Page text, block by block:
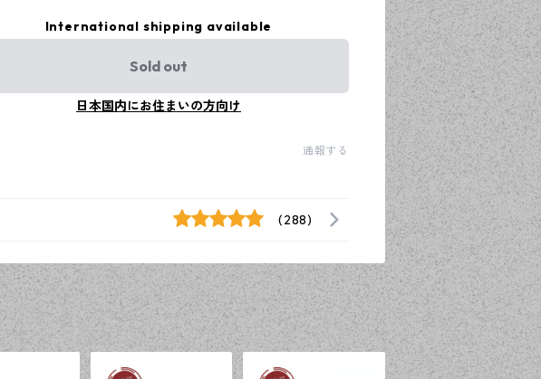
International shipping available
Sold out
日本国内にお住まいの方向け
通報する
(288)